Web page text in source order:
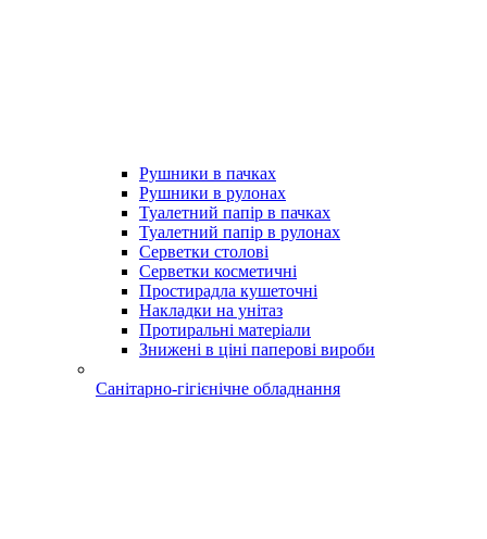
Рушники в пачках
Рушники в рулонах
Туалетний папір в пачках
Туалетний папір в рулонах
Серветки столові
Серветки косметичні
Простирадла кушеточні
Накладки на унітаз
Протиральні матеріали
Знижені в ціні паперові вироби
Санітарно-гігієнічне обладнання